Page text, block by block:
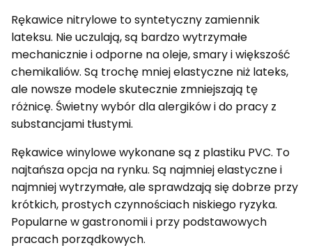
Rękawice nitrylowe to syntetyczny zamiennik
lateksu. Nie uczulają, są bardzo wytrzymałe
mechanicznie i odporne na oleje, smary i większość
chemikaliów. Są trochę mniej elastyczne niż lateks,
ale nowsze modele skutecznie zmniejszają tę
różnicę. Świetny wybór dla alergików i do pracy z
substancjami tłustymi.
Rękawice winylowe wykonane są z plastiku PVC. To
najtańsza opcja na rynku. Są najmniej elastyczne i
najmniej wytrzymałe, ale sprawdzają się dobrze przy
krótkich, prostych czynnościach niskiego ryzyka.
Popularne w gastronomii i przy podstawowych
pracach porządkowych.